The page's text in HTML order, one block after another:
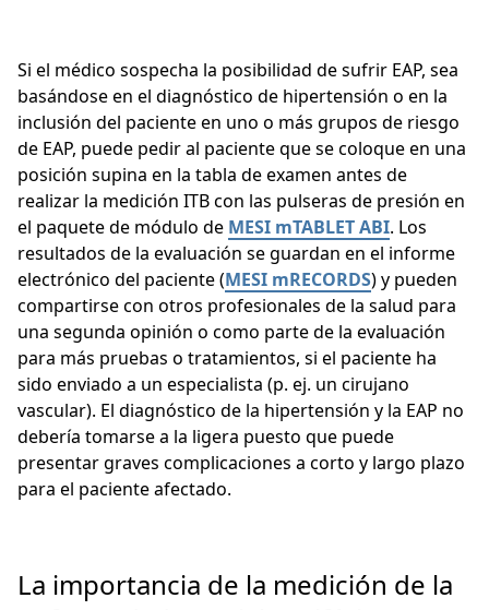
Si el médico sospecha la posibilidad de sufrir EAP, sea
basándose en el diagnóstico de hipertensión o en la
inclusión del paciente en uno o más grupos de riesgo
de EAP, puede pedir al paciente que se coloque en una
posición supina en la tabla de examen antes de
realizar la medición ITB con las pulseras de presión en
el paquete de módulo de MESI mTABLET ABI. Los
resultados de la evaluación se guardan en el informe
electrónico del paciente (MESI mRECORDS) y pueden
compartirse con otros profesionales de la salud para
una segunda opinión o como parte de la evaluación
para más pruebas o tratamientos, si el paciente ha
sido enviado a un especialista (p. ej. un cirujano
vascular). El diagnóstico de la hipertensión y la EAP no
debería tomarse a la ligera puesto que puede
presentar graves complicaciones a corto y largo plazo
para el paciente afectado.
La importancia de la medición de la